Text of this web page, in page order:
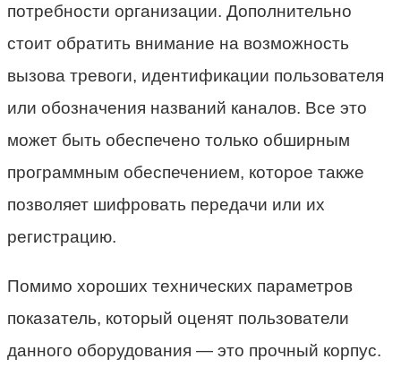
потребности организации. Дополнительно
стоит обратить внимание на возможность
вызова тревоги, идентификации пользователя
или обозначения названий каналов. Все это
может быть обеспечено только обширным
программным обеспечением, которое также
позволяет шифровать передачи или их
регистрацию.
Помимо хороших технических параметров
показатель, который оценят пользователи
данного оборудования — это прочный корпус.